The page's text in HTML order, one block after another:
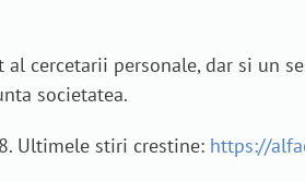
cercetarii personale, dar si un
societatea.
Ultimele stiri crestine: https://